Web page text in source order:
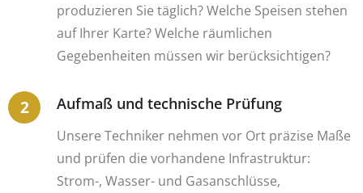
produzieren Sie täglich? Welche Speisen stehen
auf Ihrer Karte? Welche räumlichen
Gegebenheiten müssen wir berücksichtigen?
Aufmaß und technische Prüfung
Unsere Techniker nehmen vor Ort präzise Maße
und prüfen die vorhandene Infrastruktur:
Strom-, Wasser- und Gasanschlüsse,